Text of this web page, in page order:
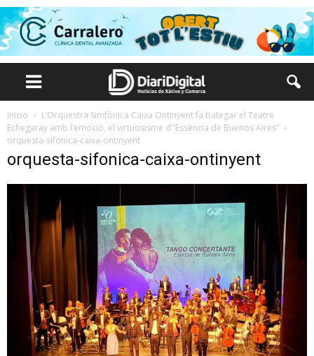
Inicio
L’Orquestra Simfònica Caixa Ontinyent fa bategar el Teatre
Echegaray amb l’emoció, el virtuosisme d’“Essència de Buenos Aires”
orquesta-sifonica-caixa-ontinyent
orquesta-sifonica-caixa-ontinyent